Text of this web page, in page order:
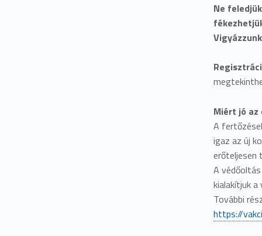
Ne
Miért jó az
A
igaz az új
erőteljesen
A
kialakítjuk
További
https://